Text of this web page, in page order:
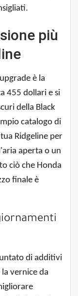
più
è la
455 dollari e si
della Black
catalogo di
Ridgeline per
aperta o un
ciò che Honda
finale è
di additivi
vernice da